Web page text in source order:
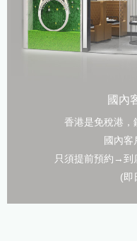
國內
香港是免稅港，
國內客
只須提前預約→
(即